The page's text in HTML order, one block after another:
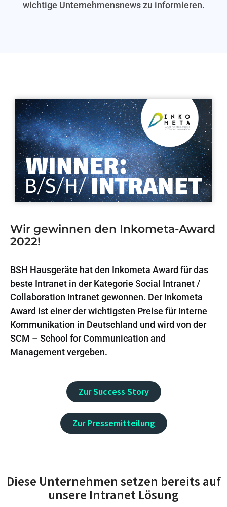
wichtige Unternehmensnews zu informieren.
Wir gewinnen den Inkometa-Award
2022!
BSH Hausgeräte hat den Inkometa Award für das
beste Intranet in der Kategorie Social Intranet /
Collaboration Intranet gewonnen. Der Inkometa
Award ist einer der wichtigsten Preise für Interne
Kommunikation in Deutschland und wird von der
SCM – School for Communication and
Management vergeben.
Zur Success Story
Zur Pressemitteilung
Diese Unternehmen setzen bereits auf
unsere Intranet Lösung